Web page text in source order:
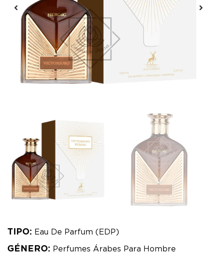
TIPO: Eau De Parfum (EDP)
GÉNERO: Perfumes Árabes Para Hombre